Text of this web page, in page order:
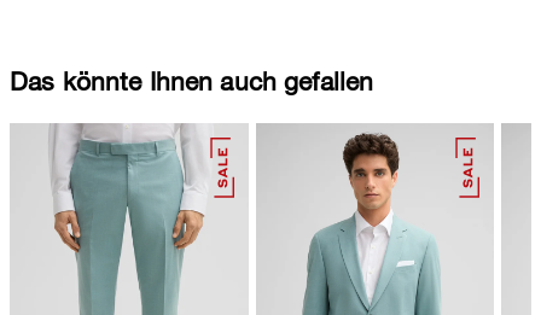
Das könnte Ihnen auch gefallen